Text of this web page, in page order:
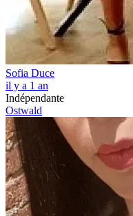
Sofia Duce
il y a 1 an
Indépendante
Ostwald